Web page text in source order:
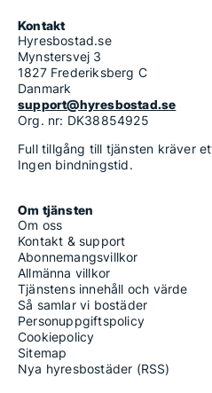
Kontakt
Hyresbostad.se
Mynstersvej 3
1827 Frederiksberg C
Danmark
support@hyresbostad.se
Org. nr: DK38854925
Full tillgång till tjänsten kräver
Ingen bindningstid.
Om tjänsten
Om oss
Kontakt & support
Abonnemangsvillkor
Allmänna villkor
Tjänstens innehåll och värde
Så samlar vi bostäder
Personuppgiftspolicy
Cookiepolicy
Sitemap
Nya hyresbostäder (RSS)